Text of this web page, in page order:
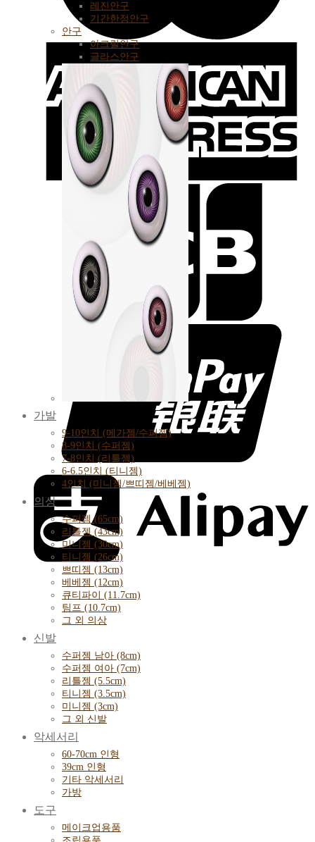
레진안구
기간한정안구
안구
아크릴안구
글라스안구
가발
9-10인치 (메가젬/수퍼젬)
8-9인치 (수퍼젬)
7-8인치 (리틀젬)
6-6.5인치 (티니젬)
4인치 (미니젬/쁘띠젬/베베젬)
의상
수퍼젬 (65cm)
리틀젬 (43cm)
미니젬 (30cm)
티니젬 (26cm)
쁘띠젬 (13cm)
베베젬 (12cm)
큐티파이 (11.7cm)
팀프 (10.7cm)
그 외 의상
신발
수퍼젬 남아 (8cm)
수퍼젬 여아 (7cm)
리틀젬 (5.5cm)
티니젬 (3.5cm)
미니젬 (3cm)
그 외 신발
악세서리
60-70cm 인형
39cm 인형
기타 악세서리
가방
도구
메이크업용품